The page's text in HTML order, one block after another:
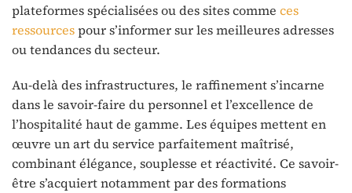
plateformes spécialisées ou des sites comme ces
ressourcespour s’informer sur les meilleures adresses
ou tendances du secteur.
Au-delà des infrastructures, le raffinement s’incarne
dans le savoir-faire du personnel et l’excellence de
l’hospitalité haut de gamme. Les équipes mettent en
œuvre un art du service parfaitement maîtrisé,
combinant élégance, souplesse et réactivité. Ce savoir-
être s’acquiert notamment par des formations